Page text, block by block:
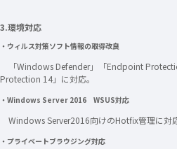
3.環境対応
・ウィルス対策ソフト情報の取得改良
「Windows Defender」「Endpoint
Protection 14」に対応。
・Windows Server 2016 WSUS対応
Windows Server2016向けのHotfix管理に対応
・プライベートブラウジング対応